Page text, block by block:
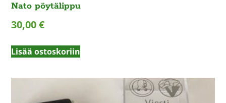
Nato pöytälippu
30,00€
Lisää ostoskoriin